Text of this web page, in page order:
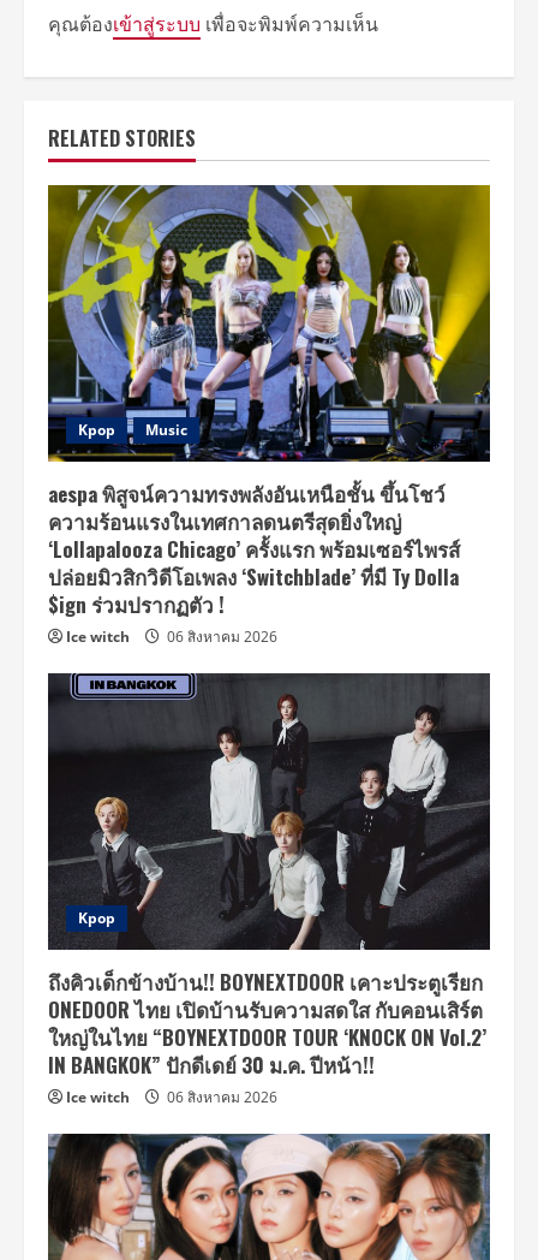
คุณต้องเข้าสู่ระบบ เพื่อจะพิมพ์ความเห็น
RELATED STORIES
Kpop Music
aespa พิสูจน์ความทรงพลังอันเหนือชั้น ขึ้นโชว์
ความร้อนแรงในเทศกาลดนตรีสุดยิ่งใหญ่
‘Lollapalooza Chicago’ ครั้งแรก พร้อมเซอร์ไพรส์
ปล่อยมิวสิกวิดีโอเพลง ‘Switchblade’ ที่มี Ty Dolla
$ign ร่วมปรากฏตัว !
Ice witch 06 สิงหาคม 2026
Kpop
ถึงคิวเด็กข้างบ้าน!! BOYNEXTDOOR เคาะประตูเรียก
ONEDOOR ไทย เปิดบ้านรับความสดใส กับคอนเสิร์ต
ใหญ่ในไทย “BOYNEXTDOOR TOUR ‘KNOCK ON Vol.2’
IN BANGKOK” ปักดีเดย์ 30 ม.ค. ปีหน้า!!
Ice witch 06 สิงหาคม 2026